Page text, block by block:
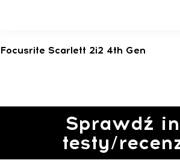
Focusrite Scarlett 2i2 4th Gen
Sprawdź
testy/